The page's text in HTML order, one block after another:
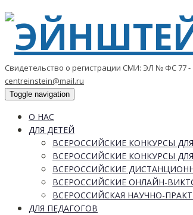
Свидетельство о регистрации СМИ: ЭЛ № ФС 77 -
centreinstein@mail.ru
Toggle navigation
О НАС
ДЛЯ ДЕТЕЙ
ВСЕРОССИЙСКИЕ КОНКУРСЫ
ВСЕРОССИЙСКИЕ КОНКУРСЫ
ВСЕРОССИЙСКИЕ
ВСЕРОССИЙСКИЕ ОНЛАЙН-
ВСЕРОССИЙСКАЯ НАУЧНО-
ДЛЯ ПЕДАГОГОВ